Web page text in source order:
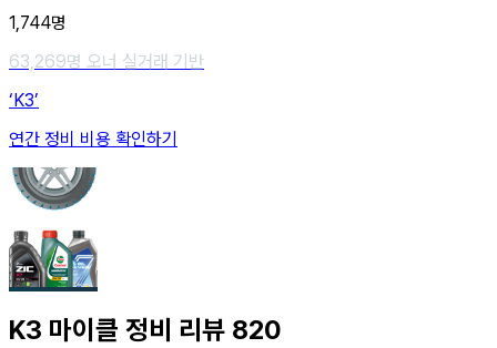
1,744명
63,269명 오너 실거래 기반
‘K3’
연간 정비 비용 확인하기
K3 마이클 정비 리뷰 820